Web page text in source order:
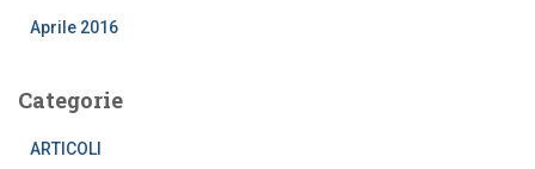
Aprile 2016
Categorie
ARTICOLI